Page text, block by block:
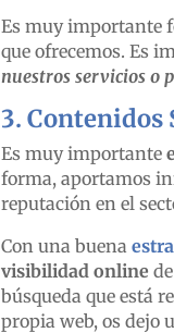
Es muy importante
que ofrecemos. Es
nuestros servicios o
3. Contenidos
Es muy importante
forma, aportamos
reputación en el
Con una buena
visibilidad online
búsqueda que está
propia web, os dejo